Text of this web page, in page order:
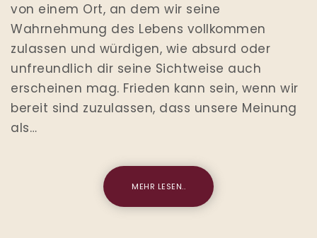
von einem Ort, an dem wir seine
Wahrnehmung des Lebens vollkommen
zulassen und würdigen, wie absurd oder
unfreundlich dir seine Sichtweise auch
erscheinen mag. Frieden kann sein, wenn wir
bereit sind zuzulassen, dass unsere Meinung
als…
MEHR LESEN..